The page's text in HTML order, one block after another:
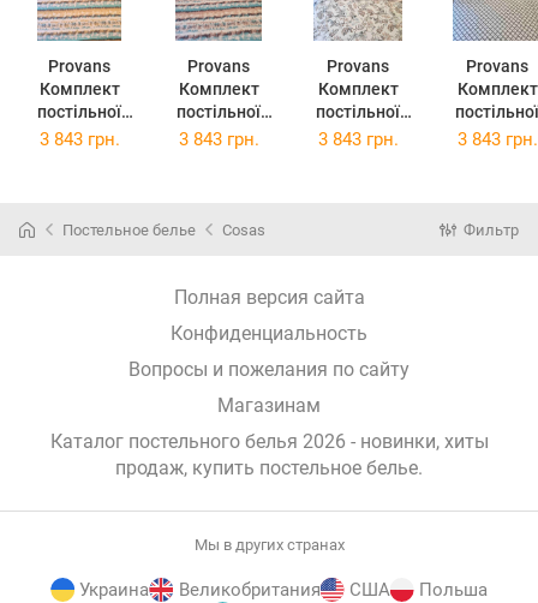
Provans
Комплект
постільної
білизни
Сімейний
Provans
Комплект
постільної
білизни
(026257)
Provans
Комплект
постільної
білизни
Provans
Комплект
постільної
білизни
Сімейний
3 843 грн. 3 843 грн. 3 843 грн. 3 843 грн.
Постельное белье Cosas Фильтр
Полная версия сайта
Конфиденциальность
Вопросы и пожелания по сайту
Магазинам
Каталог постельного белья 2026 - новинки, хиты
продаж, купить постельное белье.
Мы в других странах
Украина Великобритания США Польша